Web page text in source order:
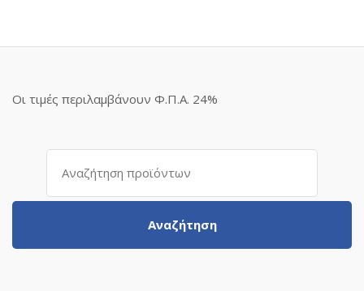
Οι τιμές περιλαμβάνουν Φ.Π.Α. 24%
Αναζήτηση
Αναζήτηση